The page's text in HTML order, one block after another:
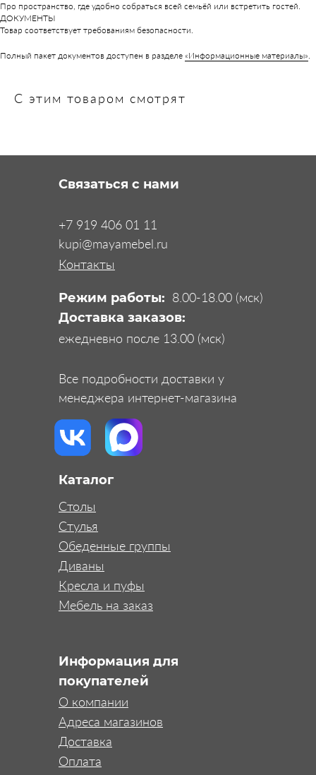
Про пространство, где удобно собраться всей семьёй или встретить гостей.
ДОКУМЕНТЫ
Товар соответствует требованиям безопасности.
Полный пакет документов доступен в разделе «Информационные материалы».
С этим товаром смотрят
Связаться с нами
Информация для
покупателей
Каталог
Режим работы:
Доставка заказов:
+7 919 406 01 11
kupi@mayamebel.ru
Все подробности доставки у
менеджера интернет-магазина
ежедневно после 13.00 (мск)
8.00-18.00 (мск)
Обеденные группы
Мебель на заказ
Кресла и пуфы
Диваны
Стулья
Доставка
Оплата
Адреса магазинов
О компании
Контакты
Столы